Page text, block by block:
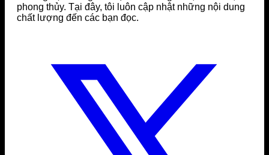
phong thủy. Tại đây, tôi luôn cập nhật những nội dung
chất lượng đến các bạn đọc.